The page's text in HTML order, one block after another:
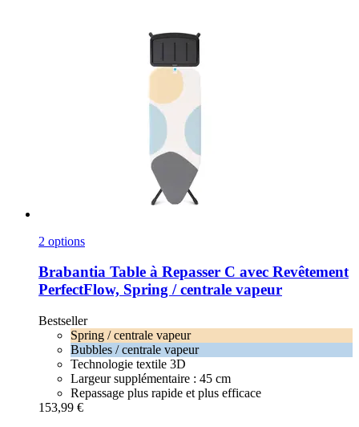
2 options
Brabantia Table à Repasser C avec Revêtement
PerfectFlow, Spring / centrale vapeur
Bestseller
Spring / centrale vapeur
Bubbles / centrale vapeur
Technologie textile 3D
Largeur supplémentaire : 45 cm
Repassage plus rapide et plus efficace
153,99 €